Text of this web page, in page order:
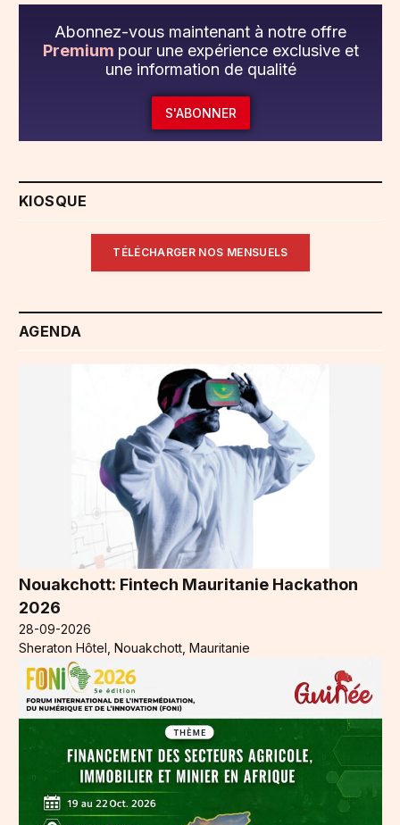
Abonnez-vous maintenant à notre offre
Premium pour une expérience exclusive et
une information de qualité
S'ABONNER
KIOSQUE
TÉLÉCHARGER NOS MENSUELS
AGENDA
Nouakchott: Fintech Mauritanie Hackathon
2026
28-09-2026
Sheraton Hôtel, Nouakchott, Mauritanie